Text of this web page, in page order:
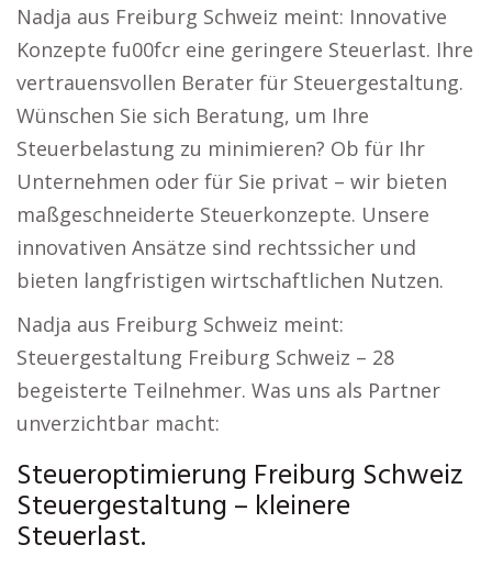
Nadja aus Freiburg Schweiz meint: Innovative
Konzepte fu00fcr eine geringere Steuerlast. Ihre
vertrauensvollen Berater für Steuergestaltung.
Wünschen Sie sich Beratung, um Ihre
Steuerbelastung zu minimieren? Ob für Ihr
Unternehmen oder für Sie privat – wir bieten
maßgeschneiderte Steuerkonzepte. Unsere
innovativen Ansätze sind rechtssicher und
bieten langfristigen wirtschaftlichen Nutzen.
Nadja aus Freiburg Schweiz meint:
Steuergestaltung Freiburg Schweiz – 28
begeisterte Teilnehmer. Was uns als Partner
unverzichtbar macht:
Steueroptimierung Freiburg Schweiz
Steuergestaltung – kleinere
Steuerlast.